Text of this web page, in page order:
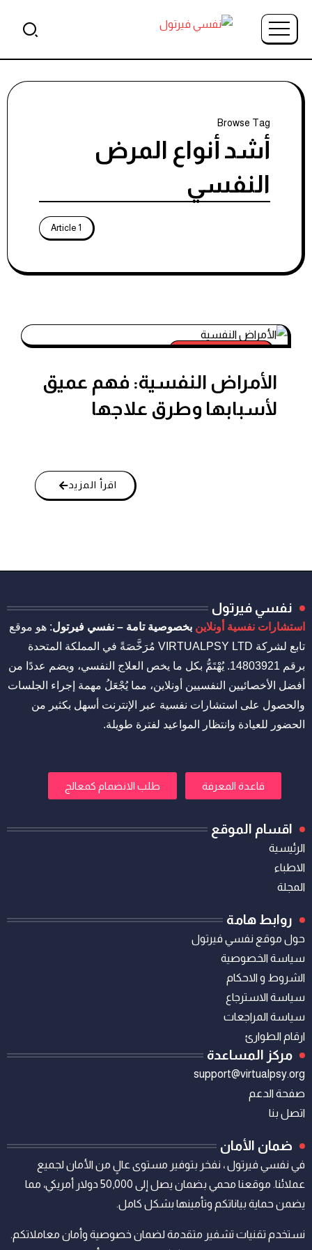
Browse Tag
أشد أنواع المرض
النفسي
1 Article
الاضطرابات النفسية
الأمراض النفسية: فهم عميق
لأسبابها وطرق علاجها
اقرأ المزيد
نفسي فيرتول
استشارات نفسية أونلاين بخصوصية تامة – نفسي فيرتول: هو موقع
تابع لشركة VIRTUALPSY LTD مُرَخَّصَةً في المملكة المتحدة
برقم 14803921. يُهْتَمُّ بكل ما يخص العلاج النفسي، ويضم عددًا من
أفضل الأخصائيين النفسيين أونلاين، مما يُجْعَلُ مهمة إجراء الجلسات
والحصول على استشارات نفسية عبر الإنترنت أسهل بكثير من
الحضور للعيادة وانتظار المواعيد لفترة طويلة.
قاعدة المعرفة طلب الانضمام كمعالج
اقسام الموقع
الرئيسية
الاطباء
المجلة
روابط هامة
حول موقع نفسي فيرتول
سياسة الخصوصية
الشروط و الاحكام
سياسة الاسترجاع
سياسة المراجعات
ارقام الطوارئ
مركز المساعدة
support@virtualpsy.org
صفحة الدعم
اتصل بنا
ضمان الأمان
في نفسي فيرتول ، نفخر بتوفير مستوى عالٍ من الأمان لجميع
عملائنا. موقعنا محمي بضمان يصل إلى 50,000 دولار أمريكي، مما
يضمن حماية بياناتكم وتأمينها بشكل كامل.
نستخدم تقنيات تشفير متقدمة لضمان خصوصية وأمان معاملاتكم.